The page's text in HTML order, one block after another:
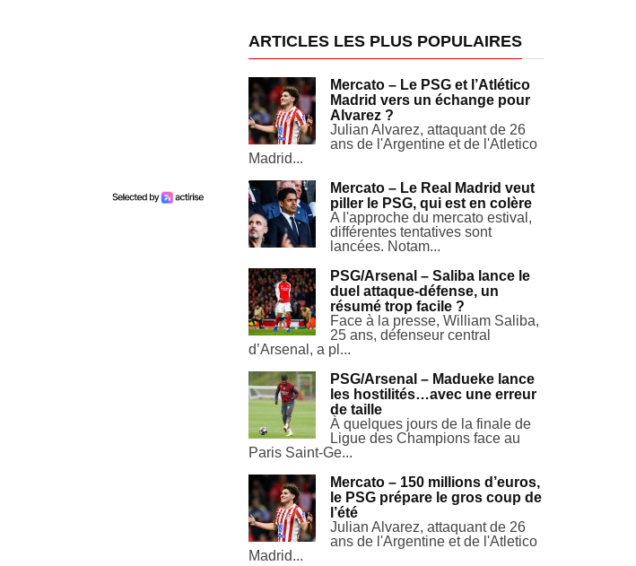
ARTICLES LES PLUS POPULAIRES
Mercato – Le PSG et l’Atlético
Madrid vers un échange pour
Alvarez ?
Julian Alvarez, attaquant de 26
ans de l'Argentine et de l'Atletico
Madrid...
Mercato – Le Real Madrid veut
piller le PSG, qui est en colère
A l'approche du mercato estival,
différentes tentatives sont
lancées. Notam...
PSG/Arsenal – Saliba lance le
duel attaque-défense, un
résumé trop facile ?
Face à la presse, William Saliba,
25 ans, défenseur central
d’Arsenal, a pl...
PSG/Arsenal – Madueke lance
les hostilités…avec une erreur
de taille
À quelques jours de la finale de
Ligue des Champions face au
Paris Saint-Ge...
Mercato – 150 millions d’euros,
le PSG prépare le gros coup de
l’été
Julian Alvarez, attaquant de 26
ans de l'Argentine et de l'Atletico
Madrid...